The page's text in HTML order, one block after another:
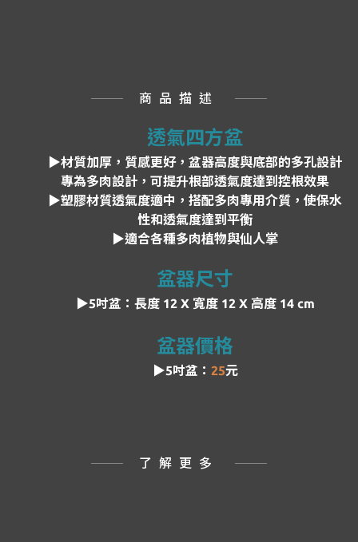
商品描述
透氣四方盆
▶材質加厚，質感更好，盆器高度與底部的多孔設計
專為多肉設計，可提升根部透氣度達到控根效果
▶塑膠材質透氣度適中，搭配多肉專用介質，使保水
性和透氣度達到平衡
▶適合各種多肉植物與仙人掌
盆器尺寸
▶5吋盆： 長度12 X 寬度 12 X 高度 14 cm
盆器價格
▶5吋盆： 25元
了解更多